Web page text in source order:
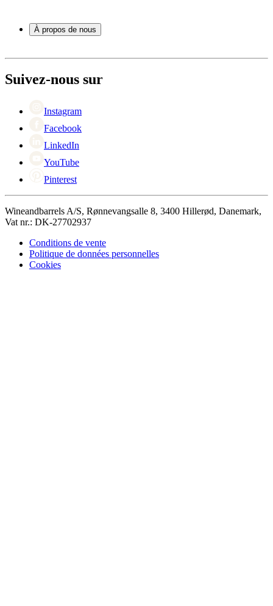
Paiement
Expédition
+44 3308 081634
À propos de nous
Black Friday
Singles Day
Suivez-nous sur
Instagram
Facebook
LinkedIn
YouTube
Pinterest
Wineandbarrels A/S, Rønnevangsalle 8, 3400 Hillerød, Danemark,
Vat nr.: DK-27702937
Conditions de vente
Politique de données personnelles
Cookies